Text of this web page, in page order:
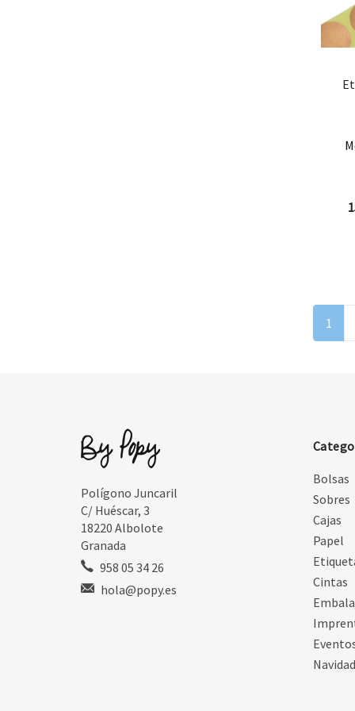
1
Polígono Juncaril
C/ Huéscar, 3
18220 Albolote
Granada
958 05 34 26
hola@popy.es
Bolsas
Sobres
Cajas
Papel
Cintas
Navidad